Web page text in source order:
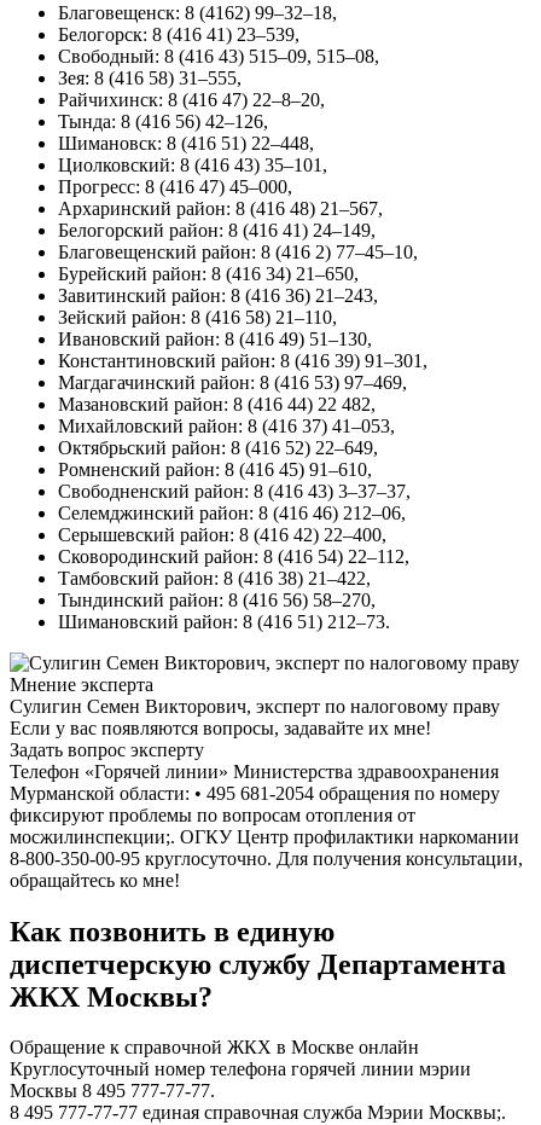
Благовещенск: 8 (4162) 99–32–18,
Белогорск: 8 (416 41) 23–539,
Свободный: 8 (416 43) 515–09, 515–08,
Зея: 8 (416 58) 31–555,
Райчихинск: 8 (416 47) 22–8–20,
Тында: 8 (416 56) 42–126,
Шимановск: 8 (416 51) 22–448,
Циолковский: 8 (416 43) 35–101,
Прогресс: 8 (416 47) 45–000,
Архаринский район: 8 (416 48) 21–567,
Белогорский район: 8 (416 41) 24–149,
Благовещенский район: 8 (416 2) 77–45–10,
Бурейский район: 8 (416 34) 21–650,
Завитинский район: 8 (416 36) 21–243,
Зейский район: 8 (416 58) 21–110,
Ивановский район: 8 (416 49) 51–130,
Константиновский район: 8 (416 39) 91–301,
Магдагачинский район: 8 (416 53) 97–469,
Мазановский район: 8 (416 44) 22 482,
Михайловский район: 8 (416 37) 41–053,
Октябрьский район: 8 (416 52) 22–649,
Ромненский район: 8 (416 45) 91–610,
Свободненский район: 8 (416 43) 3–37–37,
Селемджинский район: 8 (416 46) 212–06,
Серышевский район: 8 (416 42) 22–400,
Сковородинский район: 8 (416 54) 22–112,
Тамбовский район: 8 (416 38) 21–422,
Тындинский район: 8 (416 56) 58–270,
Шимановский район: 8 (416 51) 212–73.
Мнение эксперта
Сулигин Семен Викторович, эксперт по налоговому праву
Если у вас появляются вопросы, задавайте их мне!
Задать вопрос эксперту
Телефон «Горячей линии» Министерства здравоохранения
Мурманской области: • 495 681-2054 обращения по номеру
фиксируют проблемы по вопросам отопления от
мосжилинспекции;. ОГКУ Центр профилактики наркомании
8-800-350-00-95 круглосуточно. Для получения консультации,
обращайтесь ко мне!
Как позвонить в единую
диспетчерскую службу Департамента
ЖКХ Москвы?
Обращение к справочной ЖКХ в Москве онлайн
Круглосуточный номер телефона горячей линии мэрии
Москвы 8 495 777-77-77.
8 495 777-77-77 единая справочная служба Мэрии Москвы;.